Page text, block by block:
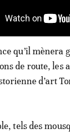
qu’il mènera
de route,
d’art
tels des